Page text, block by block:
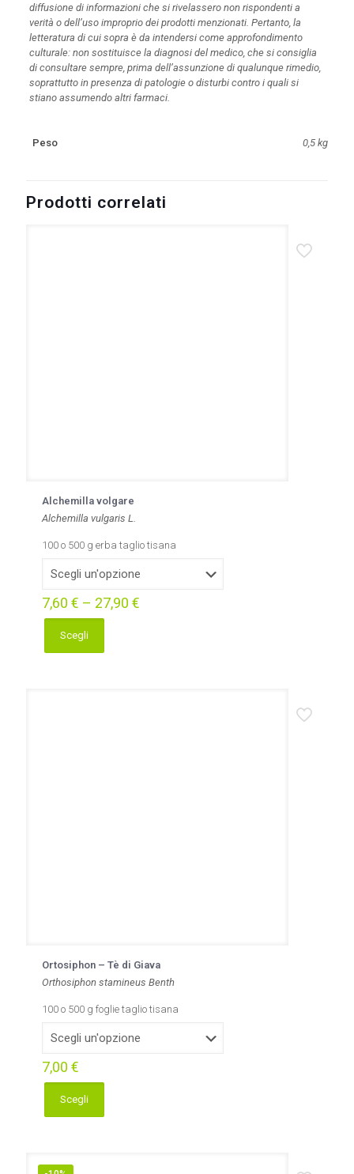
diffusione di informazioni che si rivelassero non rispondenti a
verità o dell’uso improprio dei prodotti menzionati. Pertanto, la
letteratura di cui sopra è da intendersi come approfondimento
culturale: non sostituisce la diagnosi del medico, che si consiglia
di consultare sempre, prima dell’assunzione di qualunque rimedio,
soprattutto in presenza di patologie o disturbi contro i quali si
stiano assumendo altri farmaci.
Peso 0,5 kg
Prodotti correlati
Alchemilla volgare
Alchemilla vulgaris L.
100 o 500 g erba taglio tisana
7,60 € – 27,90 €
Scegli
Questo
prodotto
Ortosiphon – Tè di Giava
Orthosiphon stamineus Benth
100 o 500 g foglie taglio tisana
7,00 €
Scegli
Questo
prodotto
varianti.